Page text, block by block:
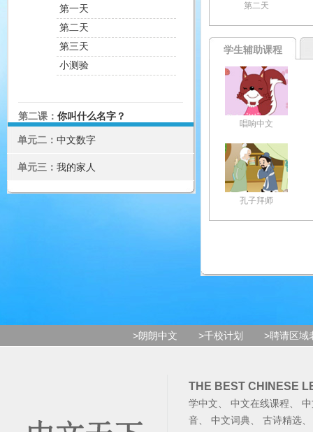
第一天
第二天
第三天
小测验
第二课： 你叫什么名字？
单元二： 中文数字
单元三： 我的家人
第二天
学生辅助课程
唱响中文
孔子拜师
>朗朗中文 >千校计划 >聘请区域
THE BEST CHINESE
学中文 中文在线课程
音
中文词典 古诗精选